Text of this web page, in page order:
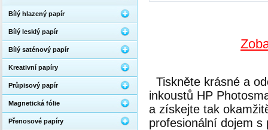
Tiskněte krásné a
inkoustů HP
a získejte tak
profesionální dojem
Bílý hlazený papír
Bílý lesklý papír
Bílý saténový papír
Kreativní papíry
Průpisový papír
Magnetická fólie
Přenosové papíry